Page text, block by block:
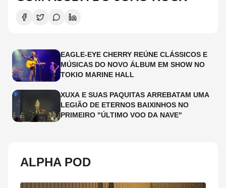
EAGLE-EYE CHERRY REÚNE CLÁSSICOS E
MÚSICAS DO NOVO ÁLBUM EM SHOW NO
TOKIO MARINE HALL
XUXA E SUAS PAQUITAS ARREBATAM UMA
LEGIÃO DE ETERNOS BAIXINHOS NO
PRIMEIRO "ÚLTIMO VOO DA NAVE"
ALPHA POD